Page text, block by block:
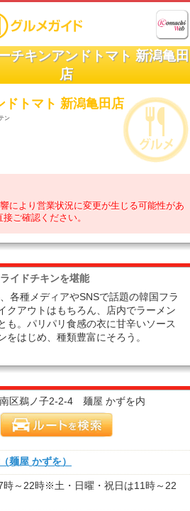
チキンアンドトマト 新潟亀田
店
ドトマト 新潟亀田店
ン
により営業状況に変更が生じる可能性があ
ご確認ください。
イドチキンを堪能
各種メディアやSNSで話題の韓国フラ
クアウトはもちろん、店内でラーメン
も。パリパリ食感の衣に甘辛いソース
をはじめ、種類豊富にそろう。
区鵜ノ子2-2-4 麺屋 かずを内
麺屋 かずを）
時～22時※土・日曜・祝日は11時～22